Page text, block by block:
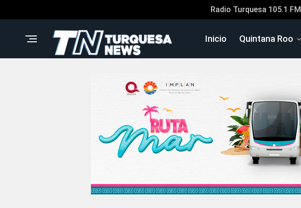
Radio Turquesa 105.1 FM
Inicio Quintana Roo